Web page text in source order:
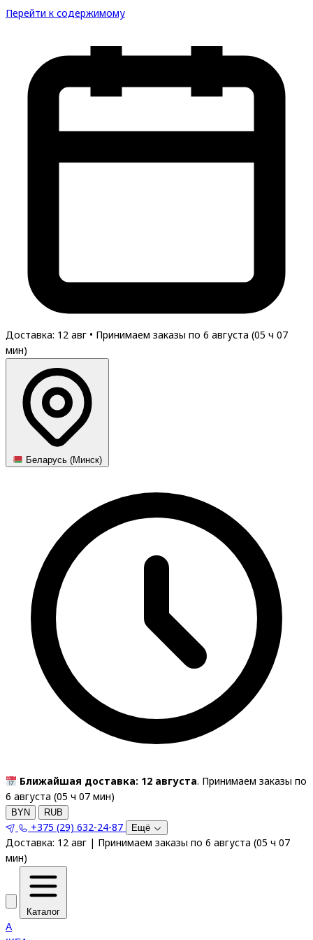
Перейти к содержимому
Доставка: 12 авг • Принимаем заказы по 6 августа (05 ч 07
мин)
Беларусь (Минск)
Ближайшая доставка: 12 августа. Принимаем заказы по
6 августа (05 ч 07 мин)
BYN RUB
+375 (29) 632-24-87 Ещё
Доставка: 12 авг | Принимаем заказы по 6 августа (05 ч 07
мин)
Каталог
A